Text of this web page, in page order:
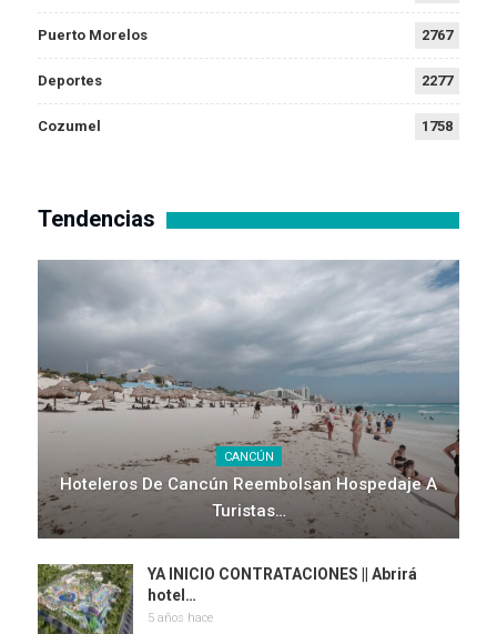
Puerto Morelos 2767
Deportes 2277
Cozumel 1758
Tendencias
CANCÚN
Hoteleros De Cancún Reembolsan Hospedaje A
Turistas…
YA INICIO CONTRATACIONES || Abrirá
hotel…
5 años hace